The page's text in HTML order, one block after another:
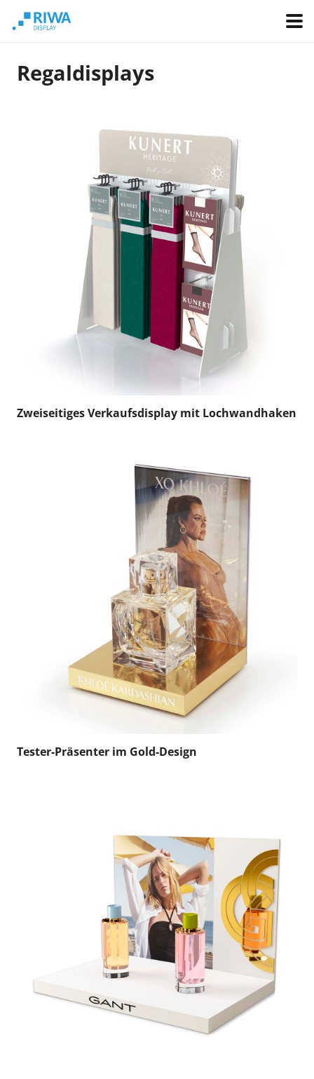
Regaldisplays
Zweiseitiges Verkaufsdisplay mit Lochwandhaken
Tester-Präsenter im Gold-Design